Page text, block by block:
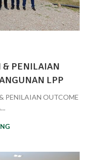
& PENILAIAN
LPP
PENILAIAN OUTCOME